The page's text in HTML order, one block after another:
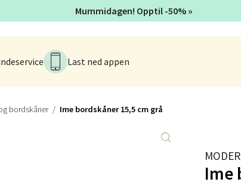
Last ned appen
bordskåner Ime bordskåner 15,5 cm grå
Ime
Mummidagen! Opptil -50% »
og Sandnes - Kvadrat
1, 4313 Sandnes